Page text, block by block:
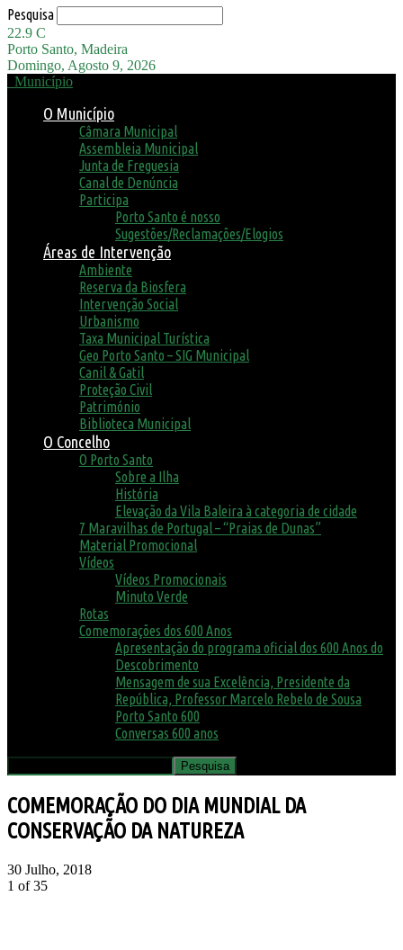
Pesquisa
22.9 C
Porto Santo, Madeira
Domingo, Agosto 9, 2026
Município
O Município
Câmara Municipal
Assembleia Municipal
Junta de Freguesia
Canal de Denúncia
Participa
Porto Santo é nosso
Sugestões/Reclamações/Elogios
Áreas de Intervenção
Ambiente
Reserva da Biosfera
Intervenção Social
Urbanismo
Taxa Municipal Turística
Geo Porto Santo – SIG Municipal
Canil & Gatil
Proteção Civil
Património
Biblioteca Municipal
O Concelho
O Porto Santo
Sobre a Ilha
História
Elevação da Vila Baleira à categoria de cidade
7 Maravilhas de Portugal – “Praias de Dunas”
Material Promocional
Vídeos
Vídeos Promocionais
Minuto Verde
Rotas
Comemorações dos 600 Anos
Apresentação do programa oficial dos 600 Anos do
Descobrimento
Mensagem de sua Excelência, Presidente da
República, Professor Marcelo Rebelo de Sousa
Porto Santo 600
Conversas 600 anos
COMEMORAÇÃO DO DIA MUNDIAL DA
CONSERVAÇÃO DA NATUREZA
30 Julho, 2018
1 of 35